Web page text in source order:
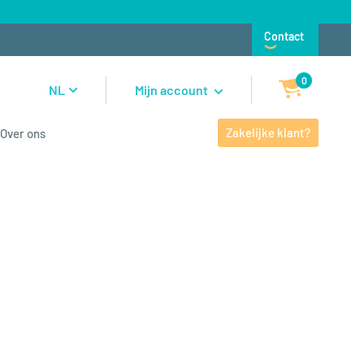
Contact
NL Mijn account
0
Over ons Zakelijke klant?